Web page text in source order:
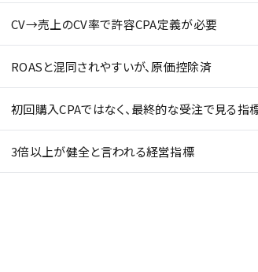
CV→売上のCV率で許容CPA定義が必要
ROASと混同されやすいが、原価控除済
初回購入CPAではなく、最終的な受注で見る指
3倍以上が健全と言われる経営指標